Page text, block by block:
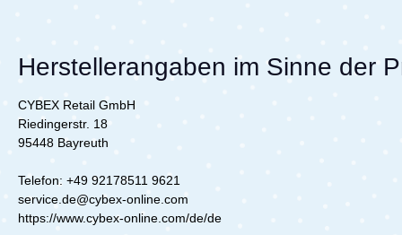
Herstellerangaben im Sinne der
CYBEX Retail GmbH
Riedingerstr. 18
95448 Bayreuth
Telefon: +49 92178511 9621
service.de@cybex-online.com
https://www.cybex-online.com/de/de